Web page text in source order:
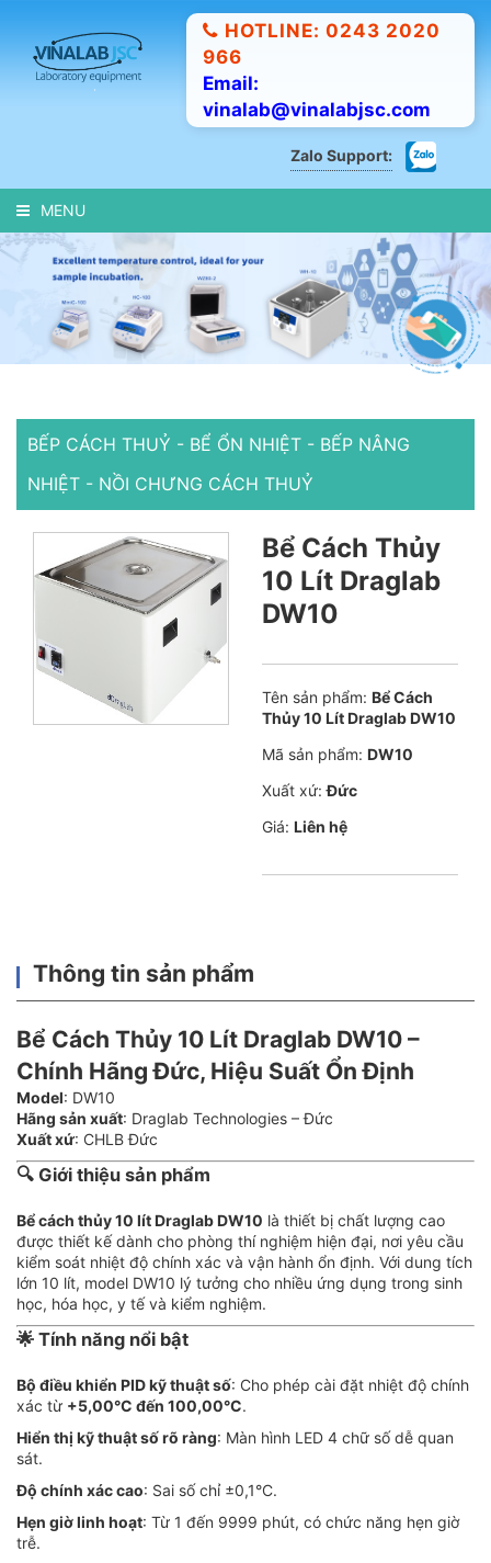
HOTLINE: 0243 2020
966
Email:
vinalab@vinalabjsc.com
Zalo Support:
MENU
BẾP CÁCH THUỶ - BỂ ỔN NHIỆT - BẾP NÂNG
NHIỆT - NỒI CHƯNG CÁCH THUỶ
Bể Cách Thủy
10 Lít Draglab
DW10
Tên sản phẩm: Bể Cách
Thủy 10 Lít Draglab DW10
Mã sản phẩm: DW10
Xuất xứ: Đức
Giá: Liên hệ
Thông tin sản phẩm
Bể Cách Thủy 10 Lít Draglab DW10 –
Chính Hãng Đức, Hiệu Suất Ổn Định
Model: DW10
Hãng sản xuất: Draglab Technologies – Đức
Xuất xứ: CHLB Đức
🔍 Giới thiệu sản phẩm
Bể cách thủy 10 lít Draglab DW10 là thiết bị chất lượng cao
được thiết kế dành cho phòng thí nghiệm hiện đại, nơi yêu cầu
kiểm soát nhiệt độ chính xác và vận hành ổn định. Với dung tích
lớn 10 lít, model DW10 lý tưởng cho nhiều ứng dụng trong sinh
học, hóa học, y tế và kiểm nghiệm.
🌟 Tính năng nổi bật
Bộ điều khiển PID kỹ thuật số: Cho phép cài đặt nhiệt độ chính
xác từ +5,00°C đến 100,00°C.
Hiển thị kỹ thuật số rõ ràng: Màn hình LED 4 chữ số dễ quan
sát.
Độ chính xác cao: Sai số chỉ ±0,1°C.
Hẹn giờ linh hoạt: Từ 1 đến 9999 phút, có chức năng hẹn giờ
trễ.